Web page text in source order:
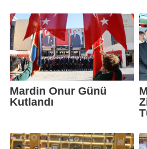
Mardin Onur Günü
Kutlandı